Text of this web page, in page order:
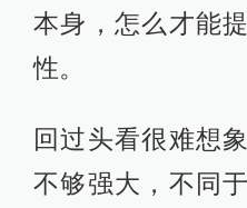
本身，怎么才能
性。
回过头看很难想
不够强大，不同